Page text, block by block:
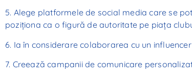
5. Alege platformele de social media care se
poziționa ca o figură de autoritate pe piața
6. Ia în considerare colaborarea cu un
7. Creează campanii de comunicare